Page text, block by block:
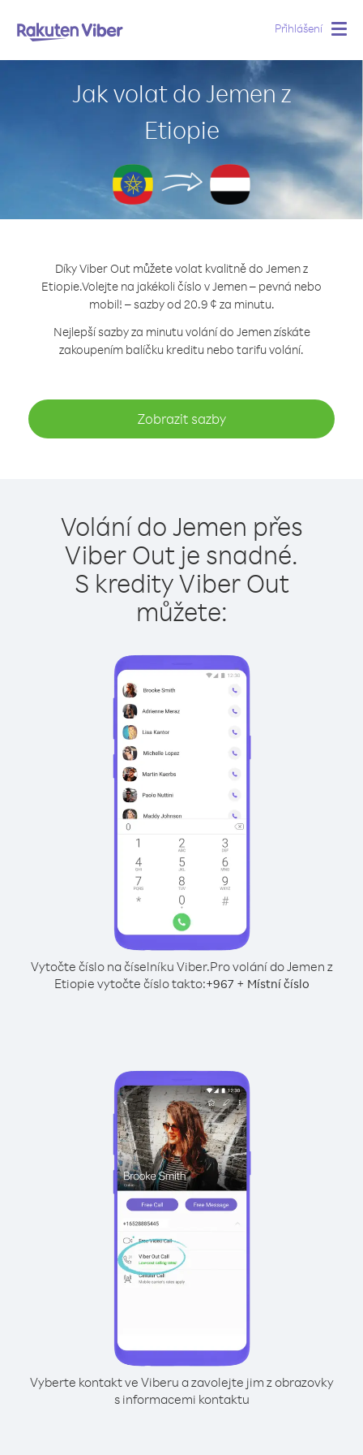
Přihlášení
Jak volat do Jemen z
Etiopie
Díky Viber Out můžete volat kvalitně do Jemen z
Etiopie.Volejte na jakékoli číslo v Jemen – pevná nebo
mobil! – sazby od 20.9 ¢ za minutu.
Nejlepší sazby za minutu volání do Jemen získáte
zakoupením balíčku kreditu nebo tarifu volání.
Zobrazit sazby
Volání do Jemen přes
Viber Out je snadné.
S kredity Viber Out
můžete:
Vytočte číslo na číselníku Viber.Pro volání do Jemen z
Etiopie vytočte číslo takto:+967+ Místní číslo
Vyberte kontakt ve Viberu a zavolejte jim z obrazovky
s informacemi kontaktu